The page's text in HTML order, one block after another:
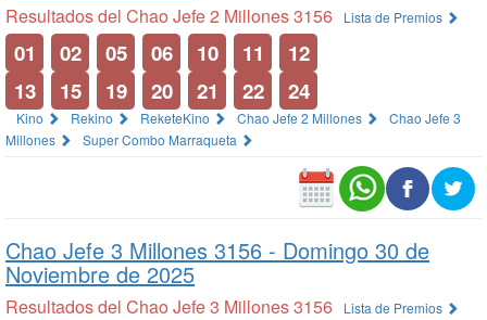
Resultados del Chao Jefe 2 Millones 3156 Lista de Premios
01 02 05 06 10 11
12
13
15 19 20 21 22 24
Kino Rekino ReketeKino Chao Jefe 2 Millones
Chao Jefe 3
Millones
Super Combo Marraqueta
Chao Jefe 3 Millones 3156 - Domingo 30 de
Noviembre de 2025
Resultados del Chao Jefe 3 Millones 3156 Lista de Premios